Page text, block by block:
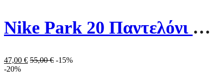
Nike Park 20 Παντελόνι Φόρμας Με Λάστιχο Fleece CW6907-010 Μαύρο
47,00 € 55,00€ -15%
-20%